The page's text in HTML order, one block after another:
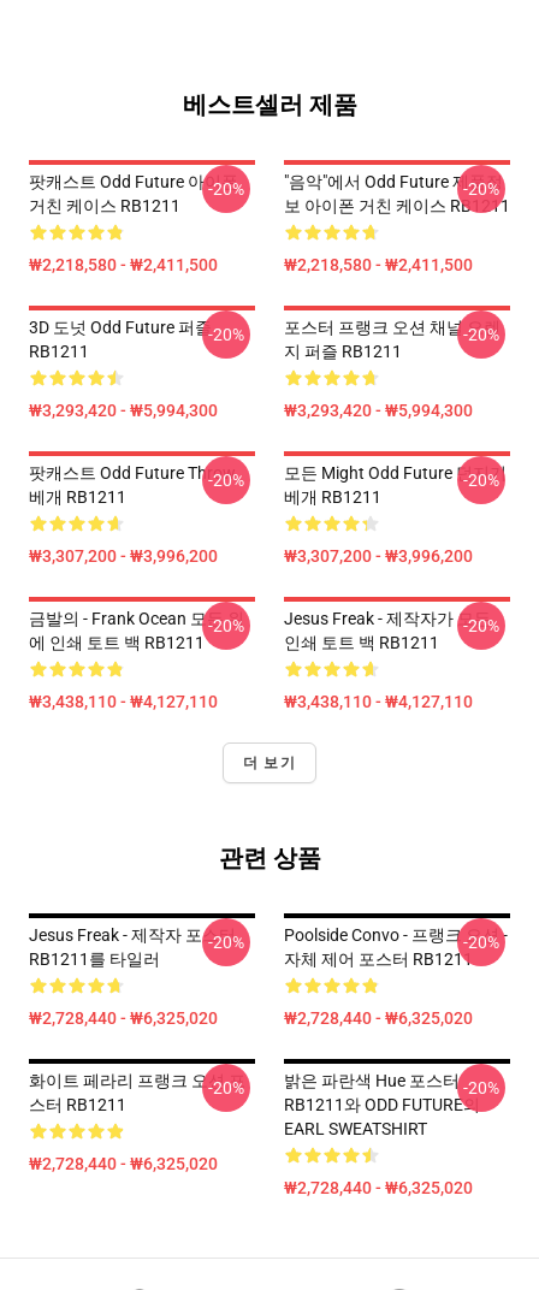
베스트셀러 제품
팟캐스트 Odd Future 아이폰
거친 케이스 RB1211
₩2,218,580 - ₩2,411,500
-20%
"음악"에서 Odd Future 제품정
보 아이폰 거친 케이스 RB1211
₩2,218,580 - ₩2,411,500
-20%
3D 도넛 Odd Future 퍼즐
RB1211
₩3,293,420 - ₩5,994,300
-20%
포스터 프랭크 오션 채널 오렌
지 퍼즐 RB1211
₩3,293,420 - ₩5,994,300
-20%
팟캐스트 Odd Future Throw
베개 RB1211
₩3,307,200 - ₩3,996,200
-20%
모든 Might Odd Future 던지기
베개 RB1211
₩3,307,200 - ₩3,996,200
-20%
금발의 - Frank Ocean 모든 위
에 인쇄 토트 백 RB1211
₩3,438,110 - ₩4,127,110
-20%
Jesus Freak - 제작자가 모든
인쇄 토트 백 RB1211
₩3,438,110 - ₩4,127,110
-20%
더 보기
관련 상품
Jesus Freak - 제작자 포스터
RB1211를 타일러
₩2,728,440 - ₩6,325,020
-20%
Poolside Convo - 프랭크 오션 -
자체 제어 포스터 RB1211
₩2,728,440 - ₩6,325,020
-20%
화이트 페라리 프랭크 오션 포
스터 RB1211
₩2,728,440 - ₩6,325,020
-20%
밝은 파란색 Hue 포스터
RB1211와 ODD FUTURE의
EARL SWEATSHIRT
₩2,728,440 - ₩6,325,020
-20%